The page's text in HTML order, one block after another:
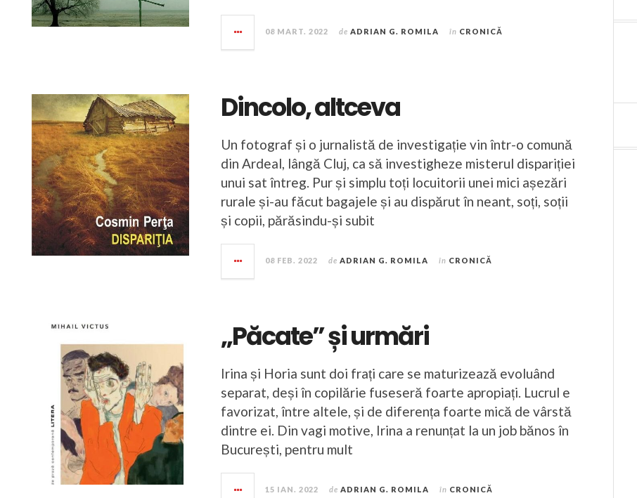
08 MART. 2022 de ADRIAN G. ROMILA în CRONICĂ
Dincolo, altceva
Un fotograf și o jurnalistă de investigație vin într-o comună
din Ardeal, lângă Cluj, ca să investigheze misterul dispariției
unui sat întreg. Pur și simplu toți locuitorii unei mici așezări
rurale și-au făcut bagajele și au dispărut în neant, soți, soții
și copii, părăsindu-și subit
08 FEB. 2022 de ADRIAN G. ROMILA în CRONICĂ
„Păcate” și urmări
Irina și Horia sunt doi frați care se maturizează evoluând
separat, deși în copilărie fuseseră foarte apropiați. Lucrul e
favorizat, între altele, și de diferența foarte mică de vârstă
dintre ei. Din vagi motive, Irina a renunțat la un job bănos în
București, pentru mult
15 IAN. 2022 de ADRIAN G. ROMILA în CRONICĂ